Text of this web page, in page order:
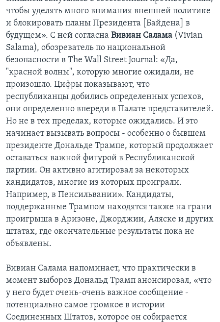
чтобы уделять много внимания внешней политике
и блокировать планы Президента [Байдена] в
будущем». С ней согласна Вивиан Салама (Vivian
Salama), обозреватель по национальной
безопасности в The Wall Street Journal: «Да,
"красной волны", которую многие ожидали, не
произошло. Цифры показывают, что
республиканцы добились определенных успехов,
они определенно впереди в Палате представителей.
Но не в тех пределах, которые ожидались. И это
начинает вызывать вопросы - особенно о бывшем
президенте Дональде Трампе, который продолжает
оставаться важной фигурой в Республиканской
партии. Он активно агитировал за некоторых
кандидатов, многие из которых проиграли.
Например, в Пенсильвании». Кандидаты,
поддержанные Трампом находятся также на грани
проигрыша в Аризоне, Джорджии, Аляске и других
штатах, где окончательные результаты пока не
объявлены.
Вивиан Салама напоминает, что практически в
момент выборов Дональд Трамп анонсировал, «что
у него будет очень-очень важное сообщение -
потенциально самое громкое в истории
Соединенных Штатов, которое он собирается